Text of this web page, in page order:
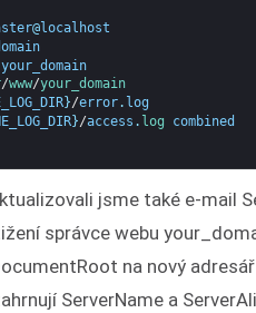
@localhost
your_domain
/www/your_domain
}/error. log
}/access . log
combined
jsme také e-mail
správce webu
na nový
ServerName a